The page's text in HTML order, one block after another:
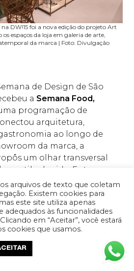
DW!15 foi a nova edição do projeto Art
espaços da loja em galeria de arte,
da marca | Foto: Divulgação
de Design de São
a Semana Food,
programação de
arquitetura,
ao longo de
da marca, a
um olhar transversal
e estilo de vida. Entre os
exposiçãoFashion Dolls,
vestidas com
de criações icônicas da
inaugurou sua primeira
arquivos de texto que coletam
Existem cookies para
este site utiliza apenas
adequados às funcionalidades
em “Aceitar”, você estará
cookies que usamos.